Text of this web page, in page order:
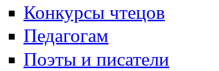
Конкурсы чтецов
Педагогам
Поэты и писатели